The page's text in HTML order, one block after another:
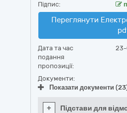
Підпис:
Переглянути
Дата та час
подання
пропозиції:
23-
Документи:
Показати документи
+
Підстави для